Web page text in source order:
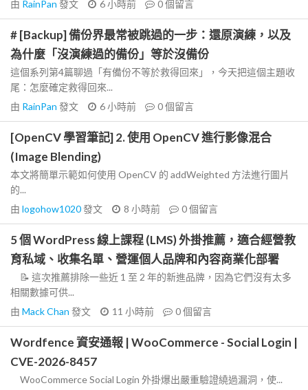
由 RainPan 發文 6 小時前 0個留言
# [Backup] 備份界最常被跳過的一步：還原演練，以及
為什麼「沒演練過的備份」等於沒備份
這個系列第4篇聊過「有備份不等於救得回來」，今天把這個主題收
尾：怎麼確定救得回來...
由 RainPan 發文 6 小時前 0個留言
[OpenCV 學習筆記] 2. 使用 OpenCV 進行影像混合
(Image Blending)
本文將簡單示範如何使用 OpenCV 的 addWeighted 方法進行圖片
的...
由 logohow1020發文 8 小時前 0個留言
5 個 WordPress 線上課程 (LMS) 外掛推薦，適合經營教
育私域、收集名單、營運個人品牌和內容商業化部署
📝 這次推薦排除一些近 1 至 2 年的新進品牌，因為它們沒有太多
相關數據可供...
由 Mack Chan 發文 11 小時前 0個留言
Wordfence 資安通報 | WooCommerce - Social Login |
CVE-2026-8457
WooCommerce Social Login 外掛爆出嚴重驗證繞過漏洞，使...